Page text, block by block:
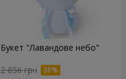
Букет "Лавандове небо"
2 856 грн